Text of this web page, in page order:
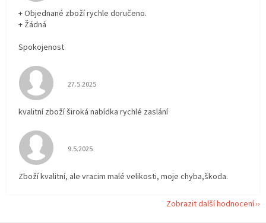
+ Objednané zboží rychle doručeno.
+ Žádná
Spokojenost
Hodnocení obchodu je 5 z 5 hvězdiček.
27.5.2025
kvalitní zboží široká nabídka rychlé zaslání
Hodnocení obchodu je 5 z 5 hvězdiček.
9.5.2025
Zboží kvalitní, ale vracim malé velikosti, moje chyba,škoda.
Zobrazit další hodnocení